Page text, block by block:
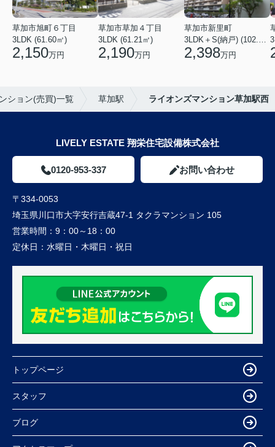
草加市旭町６丁目
3LDK (61.60㎡)
2,150万円
草加市草加４丁目
3LDK (61.21㎡)
2,190万円
草加市新里町
3LDK＋S(納戸) (102.77㎡)
2,398万円
ション(売買)一覧 草加駅 ライオンズマンション草加駅西
LIVELY ESTATE 翔栄住宅設備株式会社
0120-953-337 お問い合わせ
〒334-0053
埼玉県川口市大字安行吉蔵47-1 タクラマンション 105
営業時間： 9：00～18：00
定休日： 水曜日・木曜日・祝日
トップページ
スタッフ
ブログ